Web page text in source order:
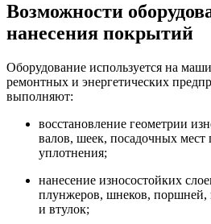
Возможности
нанесения покрытий
Оборудование используется на
ремонтных и энергетических
выполняют:
восстановление геометрии
валов, шеек, посадочных
уплотнения;
нанесение износостойких
плунжеров, шнеков, поршней,
и втулок;